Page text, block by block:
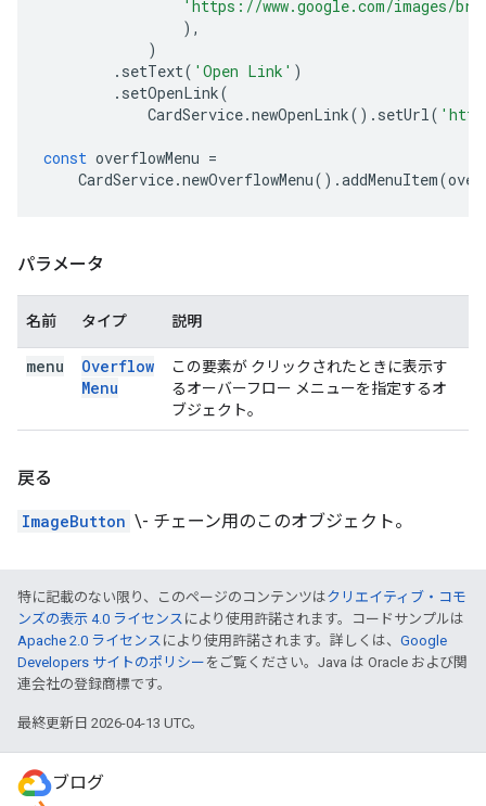
'https://www.google.com/images/
),
)
. setText( 'Open Link' )
. setOpenLink(
CardService.newOpenLink(). setUrl(
const overflowMenu =
CardService.newOverflowMenu().addMenuItem(
パラメータ
名前 タイプ 説明
menu
Overflow
Menu
この要素が クリックされたときに表示す
るオーバーフロー メニューを指定するオ
ブジェクト。
戻る
ImageButton \- チェーン用のこのオブジェクト。
特に記載のない限り、このページのコンテンツはクリエイティブ・コモ
ンズの表示 4.0 ライセンス により使用許諾されます。コードサンプルは
Apache 2.0 ライセンス により使用許諾されます。詳しくは、 Google
Developers サイトのポリシー をご覧ください。Java は Oracle および関
連会社の登録商標です。
最終更新日 2026-04-13 UTC。
ブログ